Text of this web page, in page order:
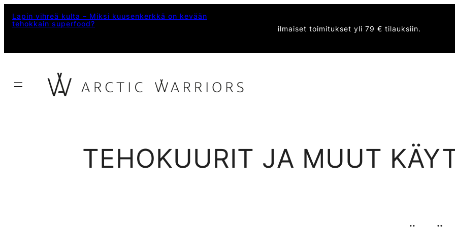
Siirry
sisältöön
Lapin vihreä kulta – Miksi kuusenkerkkä on kevään
tehokkain superfood?
ilmaiset toimitukset yli 79 € tilauksiin.
TEHOKUURIT JA MUUT